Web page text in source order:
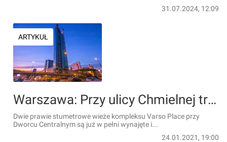
31.07.2024, 12:09
ARTYKUŁ
Warszawa: Przy ulicy Chmielnej trwa budowa 310 metrowej wieży Varso Tower [ZDJĘCIA]
Dwie prawie stumetrowe wieże kompleksu Varso Place przy
Dworcu Centralnym są już w pełni wynajęte i...
24.01.2021, 19:00